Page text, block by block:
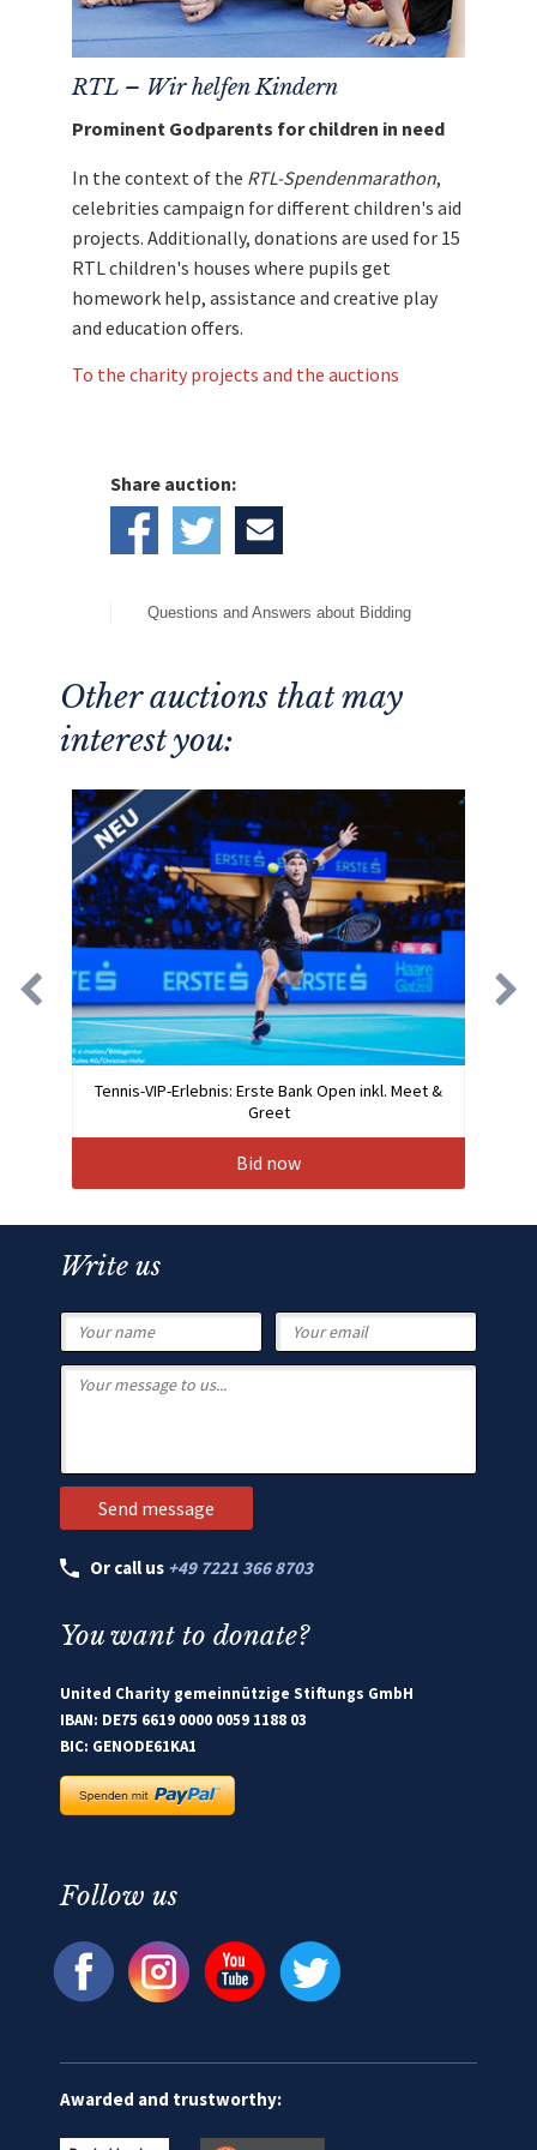
RTL – Wir helfen Kindern
Prominent Godparents for children in need
In the context of the RTL-Spendenmarathon,
celebrities campaign for different children's aid
projects. Additionally, donations are used for 15
RTL children's houses where pupils get
homework help, assistance and creative play
and education offers.
To the charity projects and the auctions
Share auction:
Questions and Answers about Bidding
Other auctions that may
interest you:
Tennis-VIP-Erlebnis: Erste Bank Open inkl. Meet &
Greet
Bid now
Write us
Or call us +49 7221 366 8703
You want to donate?
United Charity gemeinnützige Stiftungs GmbH
IBAN: DE75 6619 0000 0059 1188 03
BIC: GENODE61KA1
Follow us
Awarded and trustworthy: